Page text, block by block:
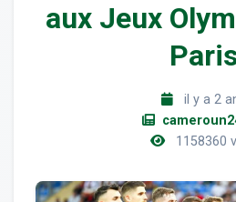
aux Jeux
il y a 2
1158360